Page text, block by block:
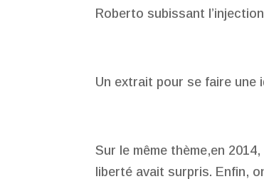
Roberto subissant
Un extrait pour se faire une
Sur le même thème,en 2014,
liberté avait surpris. Enfin,